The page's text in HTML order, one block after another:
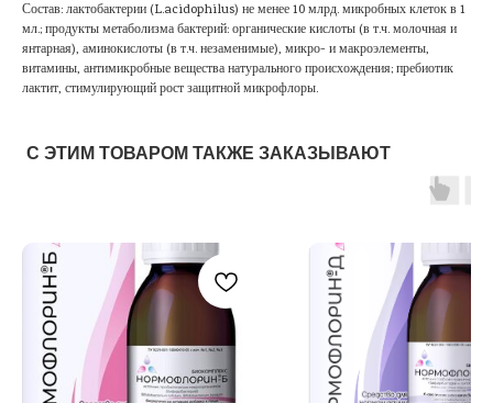
Состав: лактобактерии (L.acidophilus) не менее 10 млрд. микробных клеток в 1
мл.; продукты метаболизма бактерий: органические кислоты (в т.ч. молочная и
янтарная), аминокислоты (в т.ч. незаменимые), микро- и макроэлементы,
витамины, антимикробные вещества натурального происхождения; пребиотик
лактит, стимулирующий рост защитной микрофлоры.
С ЭТИМ ТОВАРОМ ТАКЖЕ ЗАКАЗЫВАЮТ